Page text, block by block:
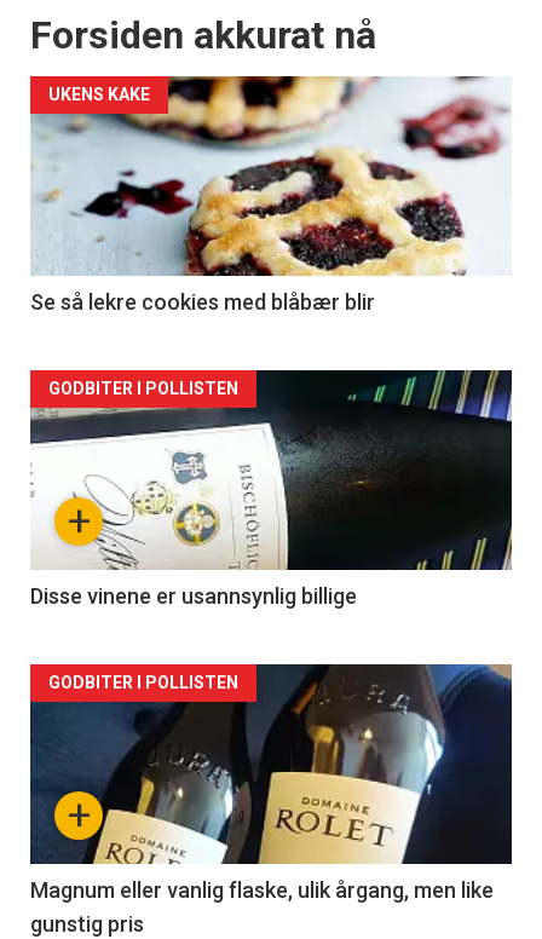
Forsiden akkurat nå
UKENS KAKE
Se så lekre cookies med blåbær blir
Forsiden
akkurat
nå
2
+
GODBITER I POLLISTEN
Disse vinene er usannsynlig billige
Forsiden
akkurat
nå
3
+
GODBITER I POLLISTEN
Magnum eller vanlig flaske, ulik årgang, men like
gunstig pris